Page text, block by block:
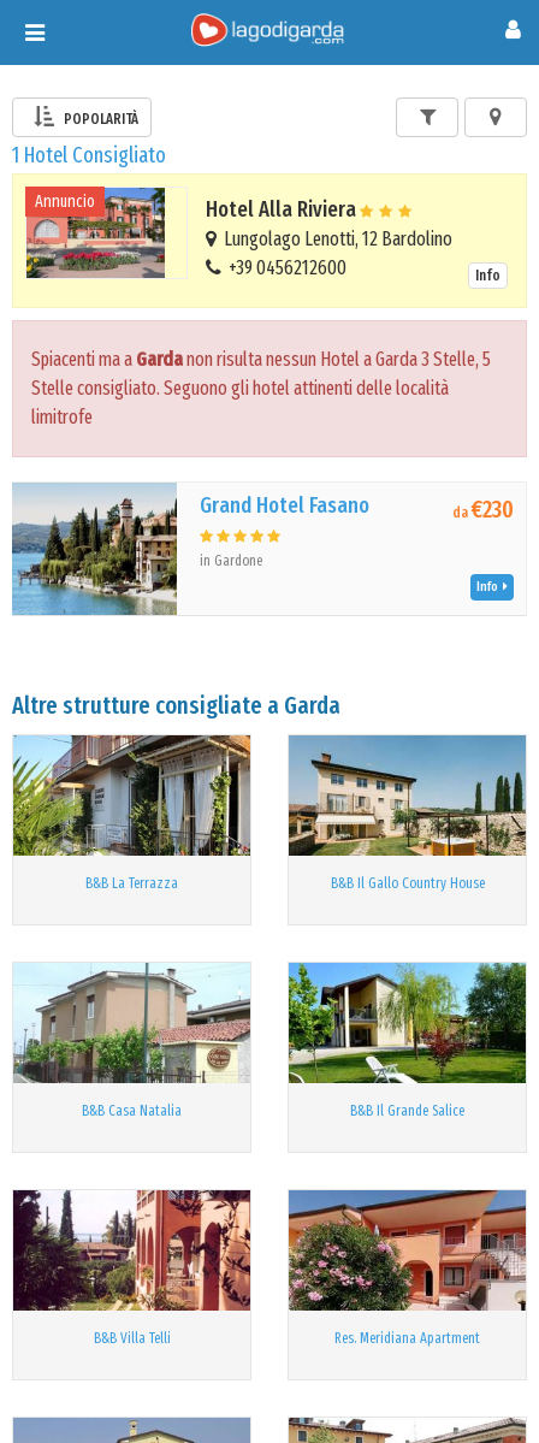
Toggle
navigation
POPOLARITÀ
1 Hotel Consigliato
Annuncio Hotel Alla Riviera
Lungolago Lenotti, 12 Bardolino
+39 0456212600
Info
Spiacenti ma a Gardanon risulta nessun Hotel a Garda 3 Stelle, 5
Stelle consigliato. Seguono gli hotel attinenti delle località
limitrofe
Grand Hotel Fasano
in Gardone
da€230
Info
Altre strutture consigliate a Garda
B&B La Terrazza B&B Il Gallo Country House
B&B Casa Natalia B&B Il Grande Salice
B&B Villa Telli Res. Meridiana Apartment